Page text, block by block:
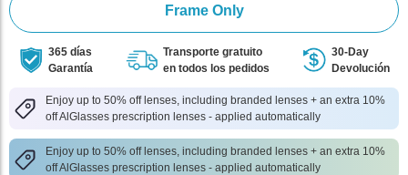
Frame Only
365 días
Garantía
Transporte gratuito
en todos los pedidos
30-Day
Devolución
Enjoy up to 50% off lenses, including branded lenses + an extra 10%
off AlGlasses prescription lenses - applied automatically
Enjoy up to 50% off lenses, including branded lenses + an extra 10%
off AlGlasses prescription lenses - applied automatically